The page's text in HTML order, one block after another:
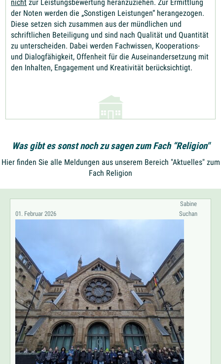
nicht zur Leistungsbewertung heranzuziehen. Zur Ermittlung
der Noten werden die „Sonstigen Leistungen“ herangezogen.
Diese setzen sich zusammen aus der mündlichen und
schriftlichen Beteiligung und sind nach Qualität und Quantität
zu unterscheiden. Dabei werden Fachwissen, Kooperations-
und Dialogfähigkeit, Offenheit für die Auseinandersetzung mit
den Inhalten, Engagement und Kreativität berücksichtigt.
Was gibt es sonst noch zu sagen zum Fach “Religion"
Hier finden Sie alle Meldungen aus unserem Bereich "Aktuelles" zum
Fach Religion
01. Februar 2026
Sabine
Suchan